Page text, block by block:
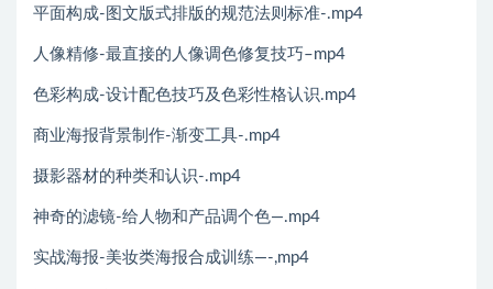
平面构成-图文版式排版的规范法则标准-.mp4
人像精修-最直接的人像调色修复技巧–mp4
色彩构成-设计配色技巧及色彩性格认识.mp4
商业海报背景制作-渐变工具-.mp4
摄影器材的种类和认识-.mp4
神奇的滤镜-给人物和产品调个色—.mp4
实战海报-美妆类海报合成训练—-,mp4